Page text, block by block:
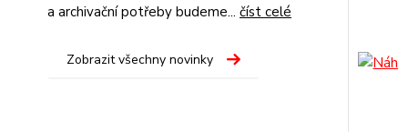
a archivační potřeby budeme... číst celé
Zobrazit všechny novinky